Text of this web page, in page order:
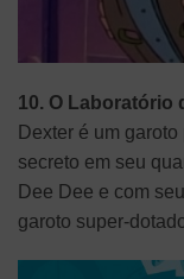
10. O Laboratório
Dexter é um
secreto em seu
Dee Dee e com
garoto super-